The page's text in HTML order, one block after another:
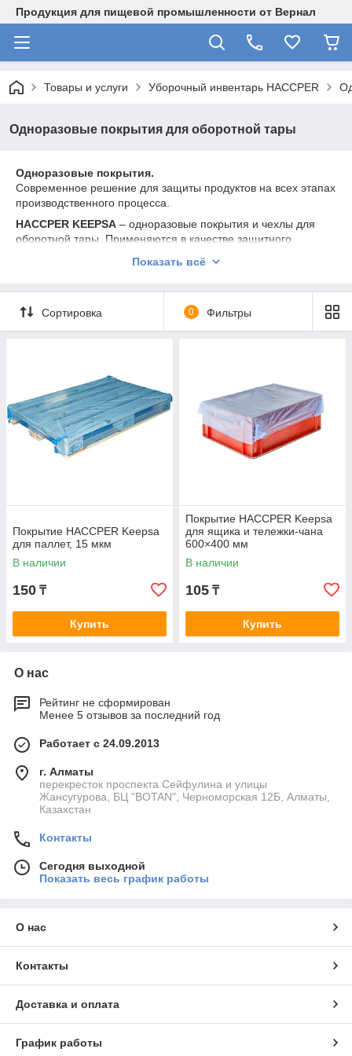
Продукция для пищевой промышленности от Вернал
Товары и услуги Уборочный инвентарь HACCPER
Одноразовые покрытия для оборотной тары
Одноразовые покрытия.
Современное решение для защиты продуктов на всех этапах
производственного процесса.
HACCPER KEEPSA – одноразовые покрытия и чехлы для
оборотной тары. Применяются в качестве защитного
пересечении потоков. Изделия KEEPSA экономичны, не
Показать всё
Сортировка 0 Фильтры
Покрытие HACCPER Keepsa
для паллет, 15 мкм
В наличии
150 ₸
Купить
Покрытие HACCPER Keepsa
для ящика и тележки-чана
600×400 мм
В наличии
105 ₸
Купить
О нас
Рейтинг не сформирован
Менее 5 отзывов за последний год
Работает с 24.09.2013
г. Алматы
перекресток проспекта Сейфулина и улицы
Жансугурова, БЦ "BOTAN", Черноморская 12Б, Алматы,
Казахстан
Контакты
Сегодня выходной
Показать весь график работы
О нас
Контакты
Доставка и оплата
График работы